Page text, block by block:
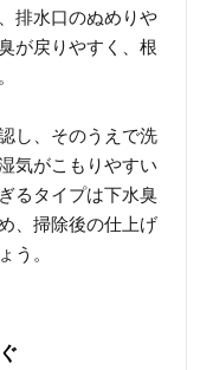
排水口のぬめりや
が戻りやすく、根
し、そのうえで洗
気がこもりやすい
るタイプは下水臭
、掃除後の仕上げ
う。